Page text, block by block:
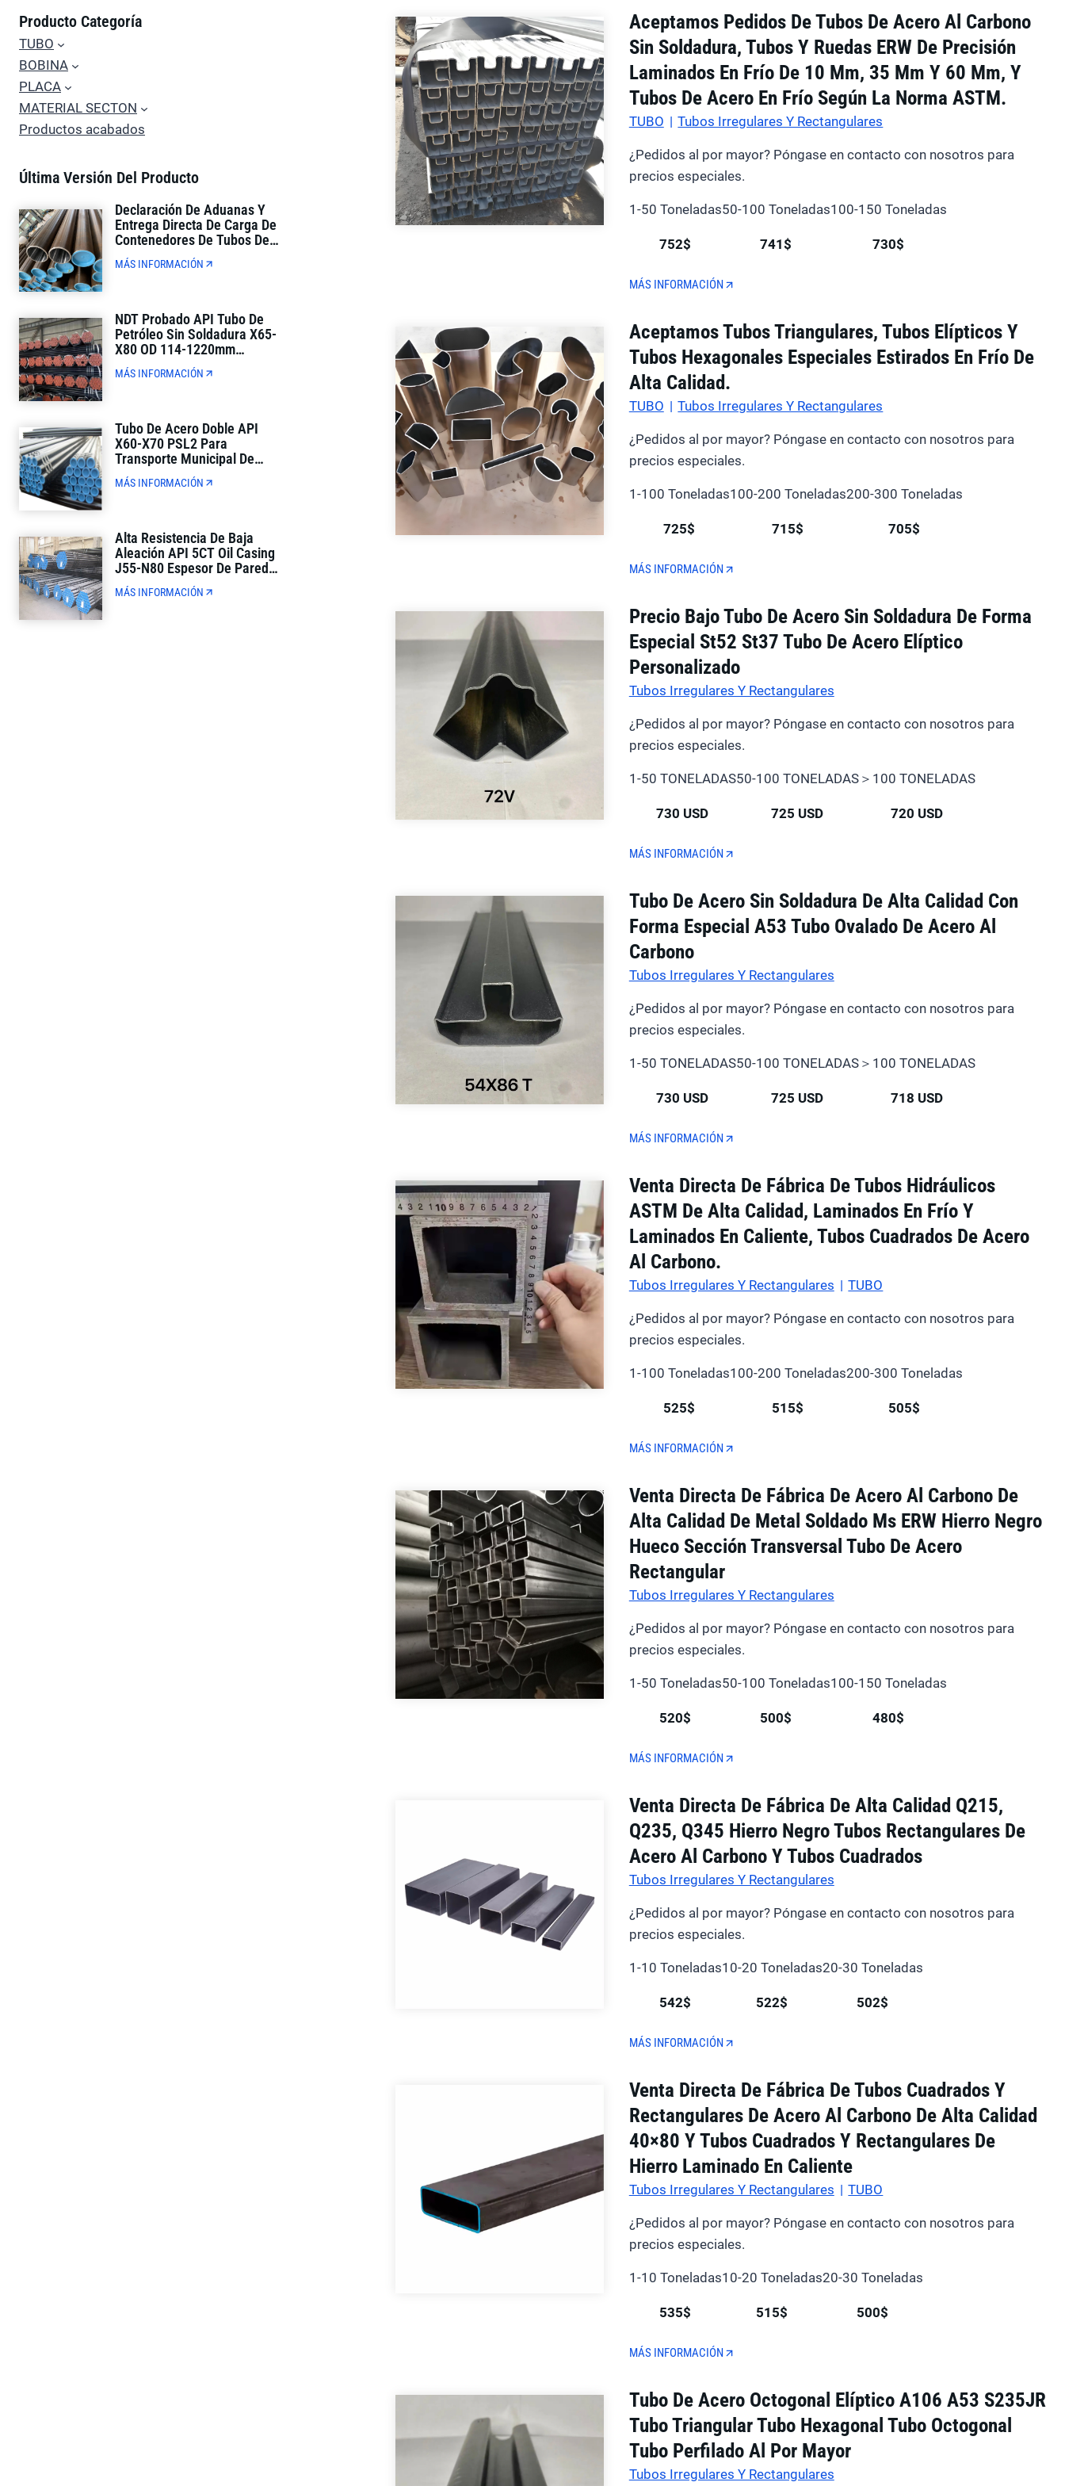
Producto Categoría
TUBO
BOBINA
PLACA
MATERIAL SECTON
Productos acabados
Última Versión Del Producto
Declaración De Aduanas Y
Entrega Directa De Carga De
Contenedores De Tubos De
Petróleo API De Comercio
Exterior De Ventanilla Única
MÁS INFORMACIÓN
NDT Probado API Tubo De
Petróleo Sin Soldadura X65-
X80 OD 114-1220mm
Estricto Control De Calidad
MÁS INFORMACIÓN
Tubo De Acero Doble API
X60-X70 PSL2 Para
Transporte Municipal De
Petróleo Y Gas
MÁS INFORMACIÓN
Alta Resistencia De Baja
Aleación API 5CT Oil Casing
J55-N80 Espesor De Pared
Completa Para La
Perforación De Pozos De
MÁS INFORMACIÓN
Aceptamos Pedidos De Tubos De Acero Al Carbono
Sin Soldadura, Tubos Y Ruedas ERW De Precisión
Laminados En Frío De 10 Mm, 35 Mm Y 60 Mm, Y
Tubos De Acero En Frío Según La Norma ASTM.
TUBO | Tubos Irregulares Y Rectangulares
¿Pedidos al por mayor? Póngase en contacto con nosotros para
precios especiales.
1-50 Toneladas
752$
50-100 Toneladas
741$
100-150 Toneladas
730$
MÁS INFORMACIÓN
Aceptamos Tubos Triangulares, Tubos Elípticos Y
Tubos Hexagonales Especiales Estirados En Frío De
Alta Calidad.
TUBO | Tubos Irregulares Y Rectangulares
¿Pedidos al por mayor? Póngase en contacto con nosotros para
precios especiales.
1-100 Toneladas
725$
100-200 Toneladas
715$
200-300 Toneladas
705$
MÁS INFORMACIÓN
Precio Bajo Tubo De Acero Sin Soldadura De Forma
Especial St52 St37 Tubo De Acero Elíptico
Personalizado
Tubos Irregulares Y Rectangulares
¿Pedidos al por mayor? Póngase en contacto con nosotros para
precios especiales.
1-50 TONELADAS
730 USD
50-100 TONELADAS
725 USD
＞100 TONELADAS
720 USD
MÁS INFORMACIÓN
Tubo De Acero Sin Soldadura De Alta Calidad Con
Forma Especial A53 Tubo Ovalado De Acero Al
Carbono
Tubos Irregulares Y Rectangulares
¿Pedidos al por mayor? Póngase en contacto con nosotros para
precios especiales.
1-50 TONELADAS
730 USD
50-100 TONELADAS
725 USD
＞100 TONELADAS
718 USD
MÁS INFORMACIÓN
Venta Directa De Fábrica De Tubos Hidráulicos
ASTM De Alta Calidad, Laminados En Frío Y
Laminados En Caliente, Tubos Cuadrados De Acero
Al Carbono.
Tubos Irregulares Y Rectangulares | TUBO
¿Pedidos al por mayor? Póngase en contacto con nosotros para
precios especiales.
1-100 Toneladas
525$
100-200 Toneladas
515$
200-300 Toneladas
505$
MÁS INFORMACIÓN
Venta Directa De Fábrica De Acero Al Carbono De
Alta Calidad De Metal Soldado Ms ERW Hierro Negro
Hueco Sección Transversal Tubo De Acero
Rectangular
Tubos Irregulares Y Rectangulares
¿Pedidos al por mayor? Póngase en contacto con nosotros para
precios especiales.
1-50 Toneladas
520$
50-100 Toneladas
500$
100-150 Toneladas
480$
MÁS INFORMACIÓN
Venta Directa De Fábrica De Alta Calidad Q215,
Q235, Q345 Hierro Negro Tubos Rectangulares De
Acero Al Carbono Y Tubos Cuadrados
Tubos Irregulares Y Rectangulares
¿Pedidos al por mayor? Póngase en contacto con nosotros para
precios especiales.
1-10 Toneladas
542$
10-20 Toneladas
522$
20-30 Toneladas
502$
MÁS INFORMACIÓN
Venta Directa De Fábrica De Tubos Cuadrados Y
Rectangulares De Acero Al Carbono De Alta Calidad
40×80 Y Tubos Cuadrados Y Rectangulares De
Hierro Laminado En Caliente
Tubos Irregulares Y Rectangulares | TUBO
¿Pedidos al por mayor? Póngase en contacto con nosotros para
precios especiales.
1-10 Toneladas
535$
10-20 Toneladas
515$
20-30 Toneladas
500$
MÁS INFORMACIÓN
Tubo De Acero Octogonal Elíptico A106 A53 S235JR
Tubo Triangular Tubo Hexagonal Tubo Octogonal
Tubo Perfilado Al Por Mayor
Tubos Irregulares Y Rectangulares